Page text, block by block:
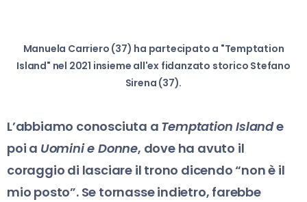
Manuela Carriero (37) ha partecipato a "Temptation
Island" nel 2021 insieme all'ex fidanzato storico Stefano
Sirena (37).
L’abbiamo conosciuta a Temptation Islande
poi a Uomini e Donne, dove ha avuto il
coraggio di lasciare il trono dicendo “non è il
mio posto”. Se tornasse indietro, farebbe